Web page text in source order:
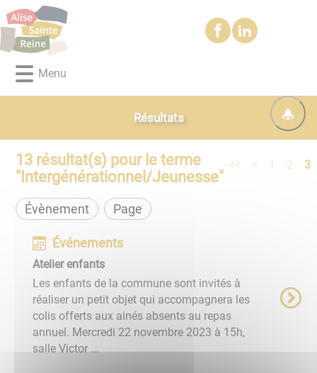
Lien
d'accès
rapide
au
menu
Lien
d'accès
rapide
au
contenu
Lien
d'accès
rapide
Lien
d'accès
rapide
au
pied
Menu
Résultats
13 résultat(s) pour le terme
"Intergénérationnel/Jeunesse"
<< < 1 2 3
Évènement Page
Événements
Atelier enfants
Les enfants de la commune sont invités à
réaliser un petit objet qui accompagnera les
colis offerts aux ainés absents au repas
annuel. Mercredi 22 novembre 2023 à 15h,
salle Victor ...
Panneau de gestion des cookies